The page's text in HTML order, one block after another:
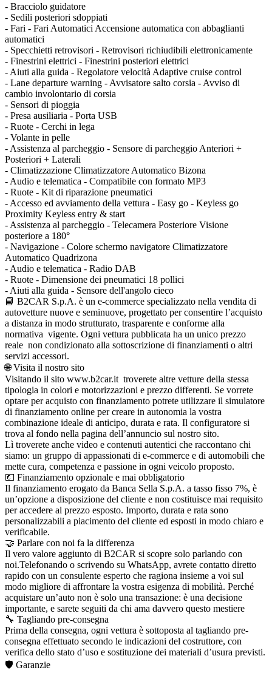
- Bracciolo guidatore
- Sedili posteriori sdoppiati
- Fari - Fari Automatici Accensione automatica con abbaglianti
automatici
- Specchietti retrovisori - Retrovisori richiudibili elettronicamente
- Finestrini elettrici - Finestrini posteriori elettrici
- Aiuti alla guida - Regolatore velocità Adaptive cruise control
- Lane departure warning - Avvisatore salto corsia - Avviso di
cambio involontario di corsia
- Sensori di pioggia
- Presa ausiliaria - Porta USB
- Ruote - Cerchi in lega
- Volante in pelle
- Assistenza al parcheggio - Sensore di parcheggio Anteriori +
Posteriori + Laterali
- Climatizzazione Climatizzatore Automatico Bizona
- Audio e telematica - Compatibile con formato MP3
- Ruote - Kit di riparazione pneumatici
- Accesso ed avviamento della vettura - Easy go - Keyless go
Proximity Keyless entry & start
- Assistenza al parcheggio - Telecamera Posteriore Visione
posteriore a 180°
- Navigazione - Colore schermo navigatore Climatizzatore
Automatico Quadrizona
- Audio e telematica - Radio DAB
- Ruote - Dimensione dei pneumatici 18 pollici
- Aiuti alla guida - Sensore dell'angolo cieco
📘 B2CAR S.p.A. è un e-commerce specializzato nella vendita di
autovetture nuove e seminuove, progettato per consentire l’acquisto
a distanza in modo strutturato, trasparente e conforme alla
normativa vigente. Ogni vettura pubblicata ha un unico prezzo
reale non condizionato alla sottoscrizione di finanziamenti o altri
servizi accessori.
🌐 Visita il nostro sito
Visitando il sito www.b2car.it troverete altre vetture della stessa
tipologia in colori e motorizzazioni e prezzo differenti. Se vorrete
optare per acquisto con finanziamento potrete utilizzare il simulatore
di finanziamento online per creare in autonomia la vostra
combinazione ideale di anticipo, durata e rata. Il configuratore si
trova al fondo nella pagina dell’annuncio sul nostro sito.
Lì troverete anche video e contenuti autentici che raccontano chi
siamo: un gruppo di appassionati di e-commerce e di automobili che
mette cura, competenza e passione in ogni veicolo proposto.
💶 Finanziamento opzionale e mai obbligatorio
Il finanziamento erogato da Banca Sella S.p.A. a tasso fisso 7%, è
un’opzione a disposizione del cliente e non costituisce mai requisito
per accedere al prezzo esposto. Importo, durata e rata sono
personalizzabili a piacimento del cliente ed esposti in modo chiaro e
verificabile.
🤝 Parlare con noi fa la differenza
Il vero valore aggiunto di B2CAR si scopre solo parlando con
noi.Telefonando o scrivendo su WhatsApp, avrete contatto diretto
rapido con un consulente esperto che ragiona insieme a voi sul
modo migliore di affrontare la vostra esigenza di mobilità. Perché
acquistare un’auto non è solo una transazione: è una decisione
importante, e sarete seguiti da chi ama davvero questo mestiere
🔧 Tagliando pre-consegna
Prima della consegna, ogni vettura è sottoposta al tagliando pre-
consegna effettuato secondo le indicazioni del costruttore, con
verifica dello stato d’uso e sostituzione dei materiali d’usura previsti.
🛡️ Garanzie